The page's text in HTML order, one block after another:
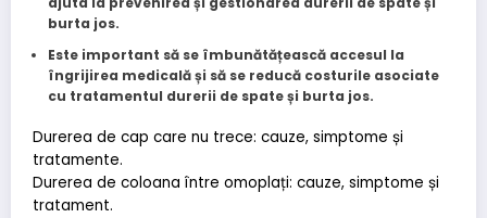
burta jos.
Este important să se îmbunătățească accesul la
îngrijirea medicală și să se reducă costurile asociate
cu tratamentul durerii de spate și burta jos.
Durerea de cap care nu trece: cauze, simptome și
tratamente.
Durerea de coloana între omoplați: cauze, simptome și
tratament.